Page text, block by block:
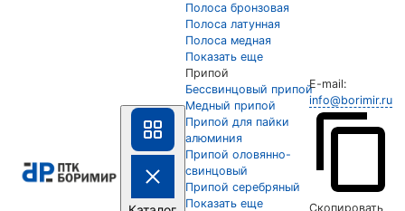
Полоса бронзовая
Полоса латунная
Полоса медная
Показать еще
Припой
Бессвинцовый припой
Медный припой
Припой для пайки
алюминия
Припой оловянно-
свинцовый
Припой серебряный
Показать еще
E-mail:
info@borimir.ru
Скопировать